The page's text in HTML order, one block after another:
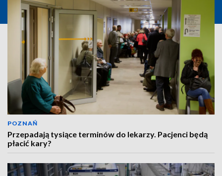
POZNAŃ
Przepadają tysiące terminów do lekarzy. Pacjenci będą
płacić kary?